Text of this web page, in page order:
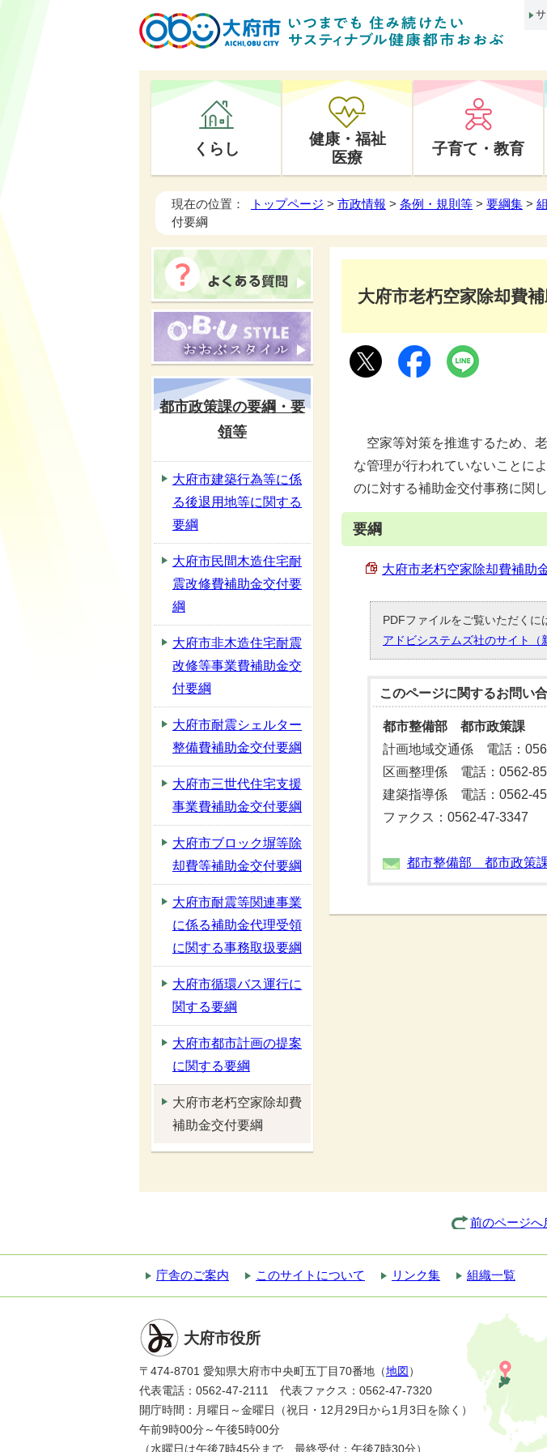
くらし
健康・福祉
医療
子育て・教育
現在の位置： トップページ > 市政情報 > 条例・規則等 > 要綱集 >
付要綱
大府市老朽空家除却費
空家等対策を推進するため、
な管理が行われていないことに
のに対する補助金交付事務に関
要綱
大府市老朽空家除却費補助
PDFファイルをご覧いただく
アドビシステムズ社のサイト（
このページに関するお問い
都市整備部 都市政策課
計画地域交通係 電話：
区画整理係 電話：0562-
建築指導係 電話：0562-
ファクス：0562-47-3347
都市整備部 都市政策課
都市政策課の要綱・要
領等
大府市建築行為等に係
る後退用地等に関する
要綱
大府市民間木造住宅耐
震改修費補助金交付要
綱
大府市非木造住宅耐震
改修等事業費補助金交
付要綱
大府市耐震シェルター
整備費補助金交付要綱
大府市三世代住宅支援
事業費補助金交付要綱
大府市ブロック塀等除
却費等補助金交付要綱
大府市耐震等関連事業
に係る補助金代理受領
に関する事務取扱要綱
大府市循環バス運行に
関する要綱
大府市都市計画の提案
に関する要綱
大府市老朽空家除却費
補助金交付要綱
前のページへ
庁舎のご案内 このサイトについて リンク集 組織一覧
大府市役所
〒474-8701 愛知県大府市中央町五丁目70番地（地図 ）
代表電話：0562-47-2111 代表ファクス：0562-47-7320
開庁時間：月曜日～金曜日（祝日・12月29日から1月3日を除く）
午前9時00分～午後5時00分
（水曜日は午後7時45分まで、最終受付：午後7時30分）